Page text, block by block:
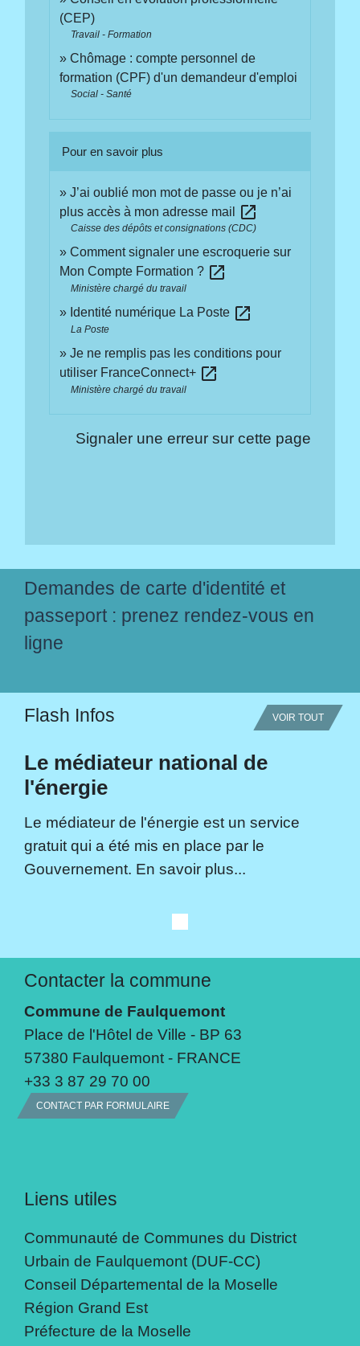
(CEP)
Travail - Formation
Chômage : compte personnel de
formation (CPF) d'un demandeur d'emploi
Social - Santé
Pour en savoir plus
J’ai oublié mon mot de passe ou je n’ai
plus accès à mon adresse mail
open_in_new
Caisse des dépôts et consignations (CDC)
Comment signaler une escroquerie sur
Mon Compte Formation ? open_in_new
Ministère chargé du travail
Identité numérique La Poste open_in_new
La Poste
Je ne remplis pas les conditions pour
utiliser FranceConnect+ open_in_new
Ministère chargé du travail
Signaler une erreur sur cette page
Demandes de carte d'identité et
passeport : prenez rendez-vous en
ligne
Flash Infos VOIR TOUT
Le médiateur national de
l'énergie
Le médiateur de l'énergie est un service
gratuit qui a été mis en place par le
Gouvernement. En savoir plus...
Contacter la commune
Commune de Faulquemont
Place de l'Hôtel de Ville - BP 63
57380 Faulquemont - FRANCE
+33 3 87 29 70 00
CONTACT PAR FORMULAIRE
Liens utiles
Communauté de Communes du District
Urbain de Faulquemont (DUF-CC)
Conseil Départemental de la Moselle
Région Grand Est
Préfecture de la Moselle